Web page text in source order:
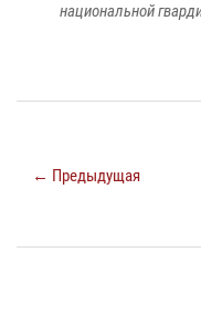
национальной
← Предыдущая